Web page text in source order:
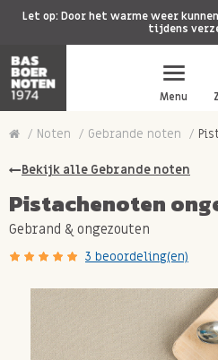
Let op: Door het warme weer
tijdens
Menu
Noten Gebrande noten
Bekijk alle Gebrande noten
Pistachenoten
Gebrand & ongezouten
3 beoordeling(en)